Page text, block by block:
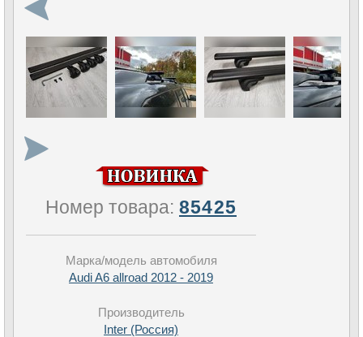
Номер товара: 85425
Марка/модель автомобиля
Audi A6 allroad 2012 - 2019
Производитель
Inter (Россия)